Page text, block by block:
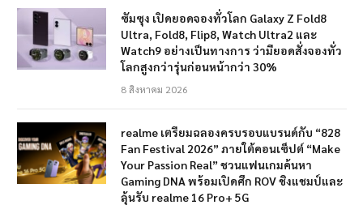
ซัมซุง เปิดยอดจองทั่วโลก Galaxy Z Fold8
Ultra, Fold8, Flip8, Watch Ultra2 และ
Watch9 อย่างเป็นทางการ ว่ามียอดสั่งจองทั่ว
โลกสูงกว่ารุ่นก่อนหน้ากว่า 30%
8 สิงหาคม 2026
realme เตรียมฉลองครบรอบแบรนด์กับ “828
Fan Festival 2026” ภายใต้คอนเซ็ปต์ “Make
Your Passion Real” ชวนแฟนเกมค้นหา
Gaming DNA พร้อมเปิดศึก ROV ชิงแชมป์และ
ลุ้นรับ realme 16 Pro+ 5G